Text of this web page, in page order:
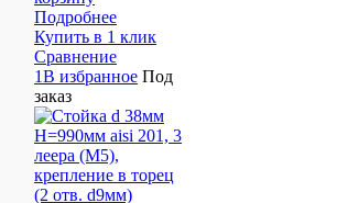
Подробнее
Купить в 1 клик
Сравнение
1В избранное Под
заказ